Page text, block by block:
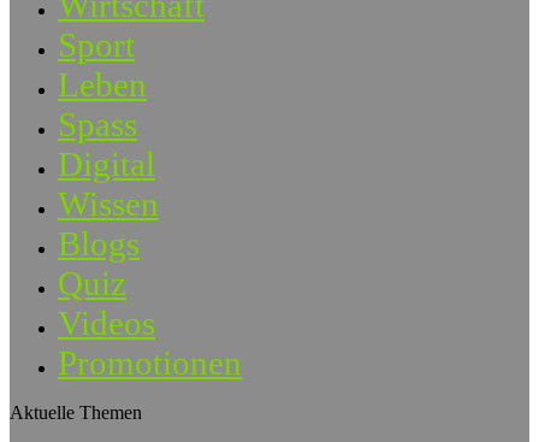
Sport
Leben
Spass
Digital
Wissen
Blogs
Quiz
Videos
Promotionen
Aktuelle Themen